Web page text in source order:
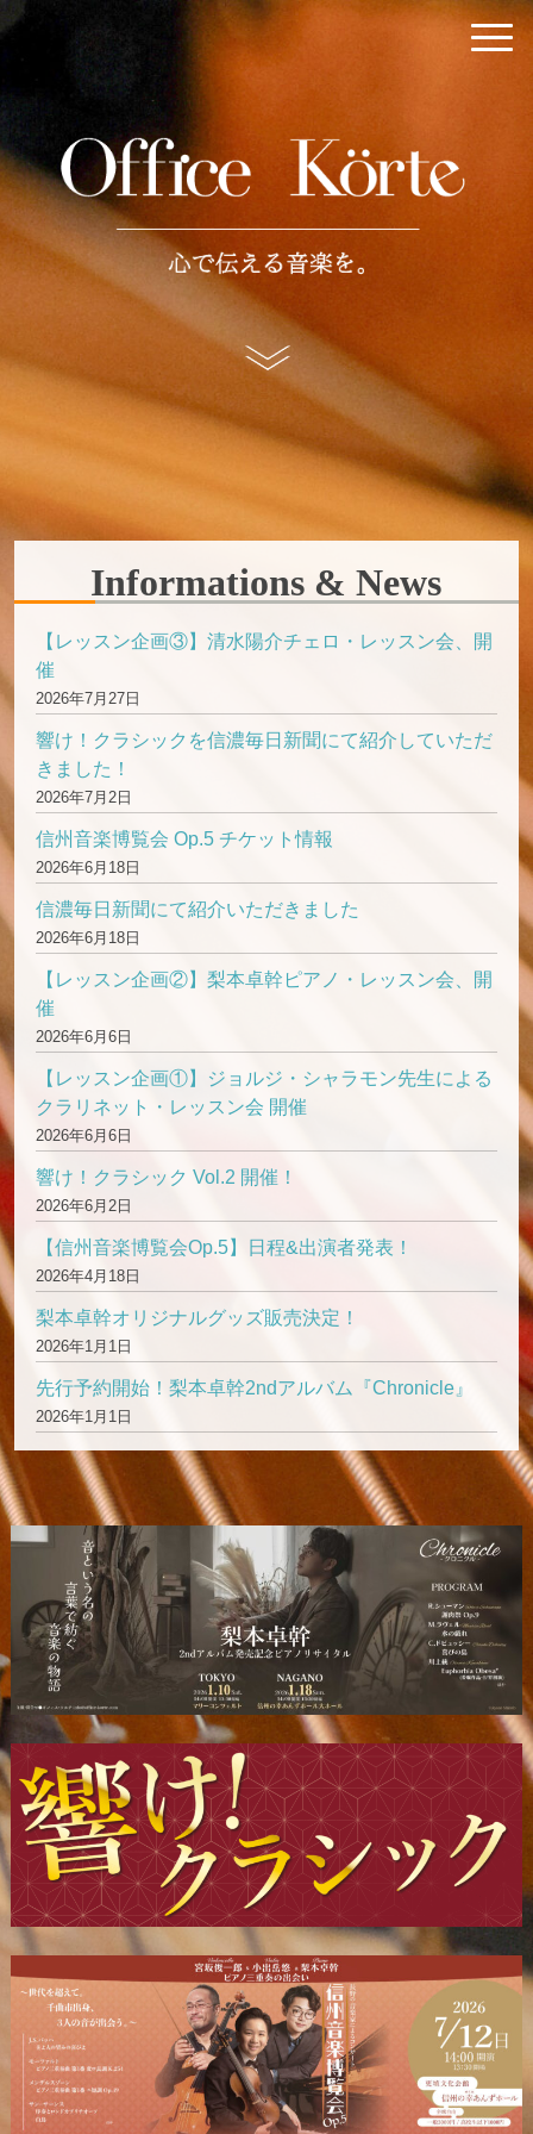
Informations & News
【レッスン企画③】清水陽介チェロ・レッスン会、開
催
2026年7月27日
響け！クラシックを信濃毎日新聞にて紹介していただ
きました！
2026年7月2日
信州音楽博覧会 Op.5 チケット情報
2026年6月18日
信濃毎日新聞にて紹介いただきました
2026年6月18日
【レッスン企画②】梨本卓幹ピアノ・レッスン会、開
催
2026年6月6日
【レッスン企画①】ジョルジ・シャラモン先生による
クラリネット・レッスン会 開催
2026年6月6日
響け！クラシック Vol.2 開催！
2026年6月2日
【信州音楽博覧会Op.5】日程&出演者発表！
2026年4月18日
梨本卓幹オリジナルグッズ販売決定！
2026年1月1日
先行予約開始！梨本卓幹2ndアルバム『Chronicle』
2026年1月1日